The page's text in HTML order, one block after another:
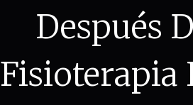
Después
Fisioterapia